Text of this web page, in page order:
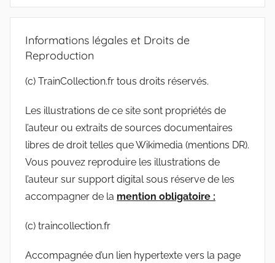
:
Informations légales et Droits de
Reproduction
(c) TrainCollection.fr tous droits réservés.
Les illustrations de ce site sont propriétés de
l’auteur ou extraits de sources documentaires
libres de droit telles que Wikimedia (mentions DR).
Vous pouvez reproduire les illustrations de
l’auteur sur support digital sous réserve de les
accompagner de la mention obligatoire :
(c) traincollection.fr
Accompagnée d’un lien hypertexte vers la page